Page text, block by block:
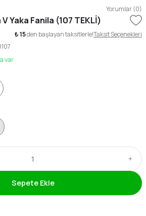
Yorumlar (0)
Yaka Fanila (107 TEKLİ)
₺ 15den başlayan taksitlerle!Taksit Seçenekleri
var
Sepete Ekle